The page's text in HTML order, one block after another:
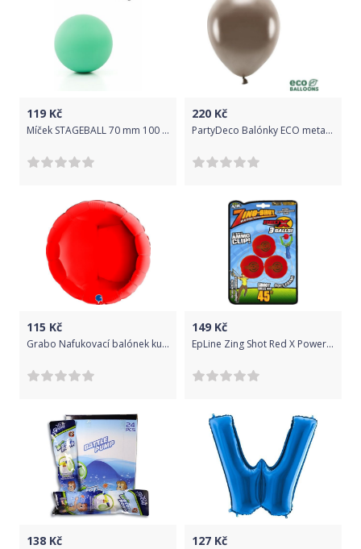
119 Kč
Míček STAGEBALL 70 mm 100 g Play, Barva Pastelová zelená Play 1384 - zelená pastel
220 Kč
PartyDeco Balónky ECO metalické hnědé 26 cm 100 ks
115 Kč
Grabo Nafukovací balónek kulatý 91cm červený -
149 Kč
EpLine Zing Shot Red X Power ball míčky pro prakostřel
138 Kč 127 Kč